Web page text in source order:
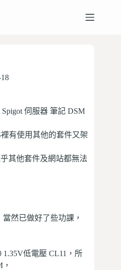
Spigot 伺服器 筆記 DSM
有使用其他的套件又架
其他套件及網站都無法
然已做好了些功課，
1.35V低電壓 CL11，所